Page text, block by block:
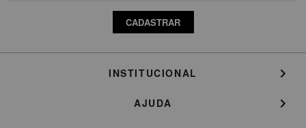
CADASTRAR
INSTITUCIONAL
AJUDA